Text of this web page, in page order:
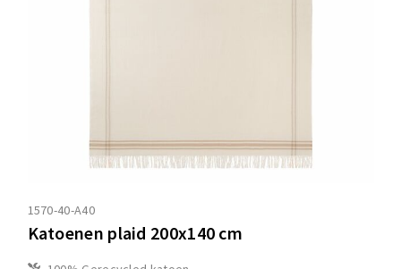
1570-40-A40
Katoenen plaid 200x140 cm